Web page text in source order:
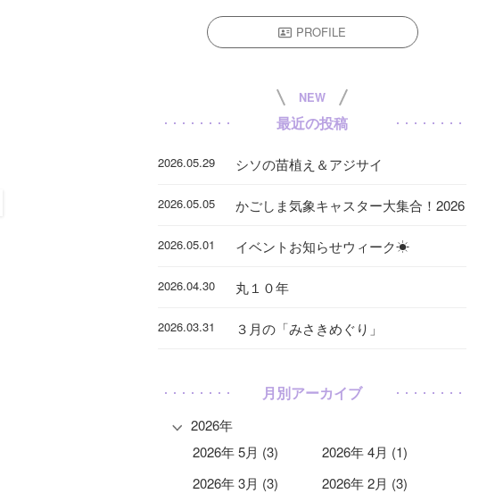
PROFILE
NEW
最近の投稿
2026.05.29 シソの苗植え＆アジサイ
2026.05.05 かごしま気象キャスター大集合！2026
2026.05.01 イベントお知らせウィーク☀
2026.04.30 丸１０年
2026.03.31 ３月の「みさきめぐり」
月別アーカイブ
2026年
2026年 5月 (3)
2026年 4月 (1)
2026年 3月 (3)
2026年 2月 (3)